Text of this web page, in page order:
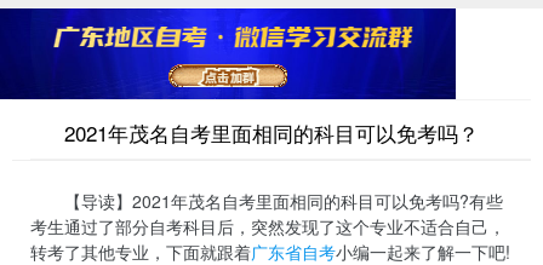
2021年茂名自考里面相同的科目可以免考吗？
【导读】2021年茂名自考里面相同的科目可以免考吗?有些
考生通过了部分自考科目后，突然发现了这个专业不适合自己，
转考了其他专业，下面就跟着广东省自考小编一起来了解一下吧!